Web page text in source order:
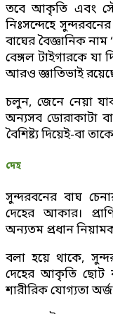
তবে আকৃতি এবং
নিঃসন্দেহে
বাঘের বৈজ্ঞানিক নাম
বেঙ্গল টাইগারকে যা
আরও জ্ঞাতিভাই
চলুন, জেনে নেয়া
অন্যসব ডোরাকাটা
বৈশিষ্ট্য দিয়েই-বা
দেহ
সুন্দরবনের বাঘ
দেহের আকার।
অন্যতম প্রধান
বলা হয়ে থাকে,
দেহের আকৃতি ছোট
শারীরিক যোগ্যতা